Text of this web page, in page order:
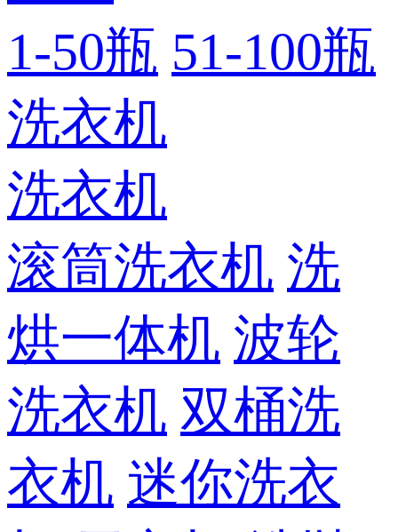
1-50瓶 51-100瓶
洗衣机
洗衣机
滚筒洗衣机 洗
烘一体机 波轮
洗衣机 双桶洗
衣机 迷你洗衣